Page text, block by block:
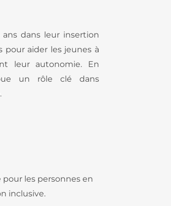
ans dans leur insertion
pour aider les jeunes à
leur autonomie. En
un rôle clé dans
les personnes en
inclusive.